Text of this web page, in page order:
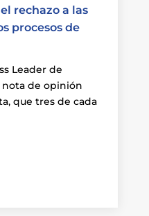
rechazo a las
procesos de
Leader de
nota de opinión
que tres de cada